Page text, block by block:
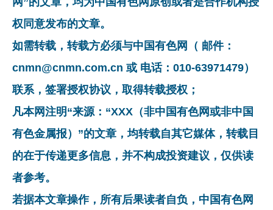
权同意发布的文章。
如需转载，转载方必须与中国有色网（ 邮件：
cnmn@cnmn.com.cn 或 电话：010-63971479）
联系，签署授权协议，取得转载授权；
凡本网注明“来源：“XXX（非中国有色网或非中国
有色金属报）”的文章，均转载自其它媒体，转载目
的在于传递更多信息，并不构成投资建议，仅供读
者参考。
若据本文章操作，所有后果读者自负，中国有色网